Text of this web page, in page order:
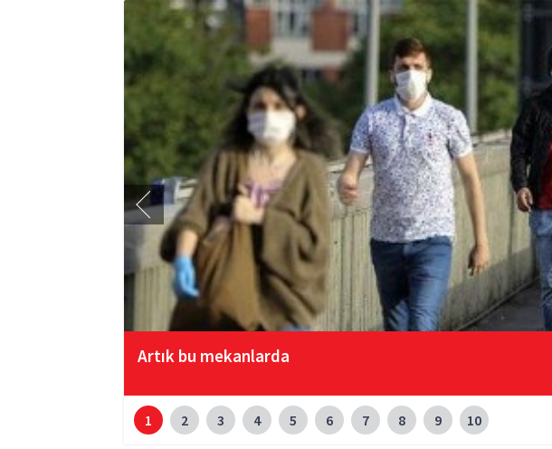
Artık bu mekanlarda
1 2 3 4 5 6 7 8 9 10